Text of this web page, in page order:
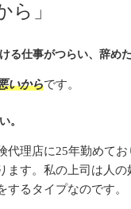
ら」
る仕事がつらい、辞め
いからです。
。
代理店に25年勤めて
ます。私の上司は人
るタイプなのです。